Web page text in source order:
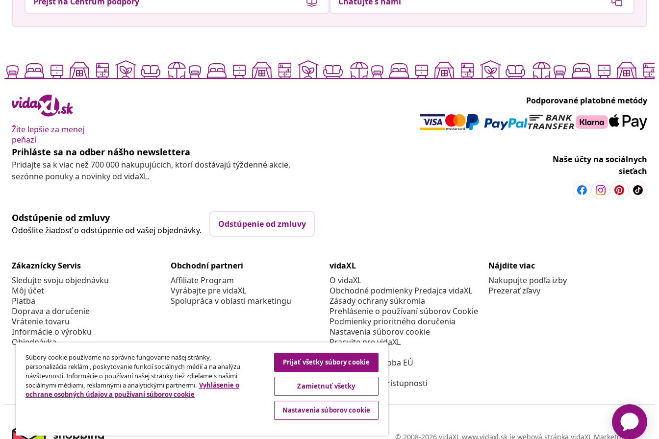
Žite lepšie za menej
peňazí
Podporované platobné metódy
Prihláste sa na odber nášho newslettera
Pridajte sa k viac než 700 000 nakupujúcich, ktorí dostávajú týždenné akcie,
sezónne ponuky a novinky od vidaXL.
Naše účty na sociálnych
sieťach
Odstúpenie od zmluvy
Odošlite žiadosť o odstúpenie od vašej objednávky.
Odstúpenie od zmluvy
Zákaznícky Servis
Sledujte svoju objednávku
Môj účet
Platba
Doprava a doručenie
Vrátenie tovaru
Informácie o výrobku
Objednávka
Obchodní partneri
Affiliate Program
Vyrábajte pre vidaXL
Spolupráca v oblasti marketingu
vidaXL
O vidaXL
Obchodné podmienky Predajca vidaXL
Zásady ochrany súkromia
Prehlásenie o používaní súborov Cookie
Podmienky prioritného doručenia
Nastavenia súborov cookie
Pracujte pre vidaXL
Bezpečnosť
Zodpovedná osoba EÚ
Politikou EPR
Prehlásenie o prístupnosti
Nájdite viac
Nakupujte podľa izby
Prezerať zľavy
© 2008-2026 vidaXL www.vidaxl.sk je webová stránka vidaXL Marketplace
Súbory cookie používame na správne fungovanie našej stránky,
personalizácia reklám , poskytovanie funkcií sociálnych médií a na analýzu
návštevnosti. Informácie o používaní našej stránky tiež zdieľame s našimi
sociálnymi médiami, reklamnými a analytickými partnermi. Vyhlásenie o
ochrane osobných údajov a používaní súborov cookie
Prijať všetky súbory cookie
Zamietnuť všetky
Nastavenia súborov cookie